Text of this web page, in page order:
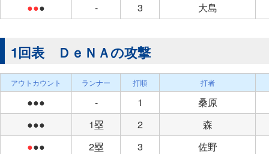
●●● - 3 大島
1回表 ＤｅＮＡの攻撃
アウトカウント ランナー 打順 打者
●●● - 1
桑原
●●●
1塁 2
森
●●● 2塁 3
佐野